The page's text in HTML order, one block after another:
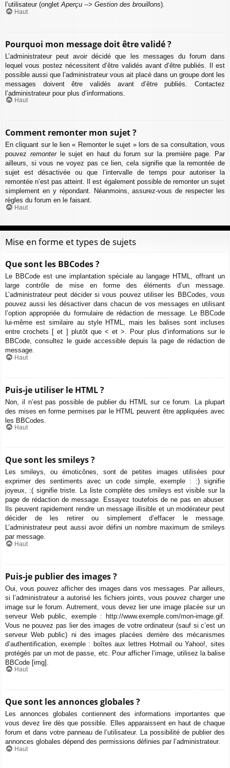
l’utilisateur (ongletAperçu --> Gestion des brouillons).
Haut
Pourquoi mon message doit être validé ?
L’administrateur peut avoir décidé que les messages du forum dans
lequel vous postez nécessitent d’être validés avant d’être publiés. Il est
possible aussi que l’administrateur vous ait placé dans un groupe dont les
messages doivent être validés avant d’être publiés. Contactez
l’administrateur pour plus d’informations.
Haut
Comment remonter mon sujet ?
En cliquant sur le lien « Remonter le sujet » lors de sa consultation, vous
pouvez remonterle sujet en haut du forum sur la première page. Par
ailleurs, si vous ne voyez pas ce lien, cela signifie que la remontée de
sujet est désactivée ou que l’intervalle de temps pour autoriser la
remontée n’est pas atteint. Il est également possible de remonter un sujet
simplement en y répondant. Néanmoins, assurez-vous de respecter les
règles du forum en le faisant.
Haut
Mise en forme et types de sujets
Que sont les BBCodes ?
Le BBCode est une implantation spéciale au langage HTML, offrant un
large contrôle de mise en forme des éléments d’un message.
L’administrateur peut décider si vous pouvez utiliser les BBCodes, vous
pouvez aussi les désactiver dans chacun de vos messages en utilisant
l’option appropriée du formulaire de rédaction de message. Le BBCode
lui-même est similaire au style HTML, mais les balises sont incluses
entre crochets [ et ] plutôt que < et >. Pour plus d’informations sur le
BBCode, consultez le guide accessible depuis la page de rédaction de
message.
Haut
Puis-je utiliser le HTML ?
Non, il n’est pas possible de publier du HTML sur ce forum. La plupart
des mises en forme permises par le HTML peuvent être appliquées avec
les BBCodes.
Haut
Que sont les smileys ?
Les smileys, ou émoticônes, sont de petites images utilisées pour
exprimer des sentiments avec un code simple, exemple : :) signifie
joyeux, :( signifie triste. La liste complète des smileys est visible sur la
page de rédaction de message. Essayez toutefois de ne pas en abuser.
Ils peuvent rapidement rendre un message illisible et un modérateur peut
décider de les retirer ou simplement d’effacer le message.
L’administrateur peut aussi avoir défini un nombre maximum de smileys
par message.
Haut
Puis-je publier des images ?
Oui, vous pouvez afficher des images dans vos messages. Par ailleurs,
si l’administrateur a autorisé les fichiers joints, vous pouvez charger une
image sur le forum. Autrement, vous devez lier une image placée sur un
serveur Web public, exemple : http://www.exemple.com/mon-image.gif.
Vous ne pouvez pas lier des images de votre ordinateur (sauf si c’est un
serveur Web public) ni des images placées derrière des mécanismes
d’authentification, exemple : boîtes aux lettres Hotmail ou Yahoo!, sites
protégés par un mot de passe, etc. Pour afficher l’image, utilisez la balise
BBCode [img].
Haut
Que sont les annonces globales ?
Les annonces globales contiennent des informations importantes que
vous devez lire dès que possible. Elles apparaissent en haut de chaque
forum et dans votre panneau de l’utilisateur. La possibilité de publier des
annonces globales dépend des permissions définies par l’administrateur.
Haut